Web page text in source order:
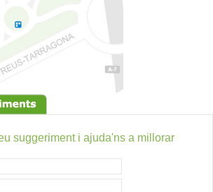
suggeriment i ajuda'ns a millorar